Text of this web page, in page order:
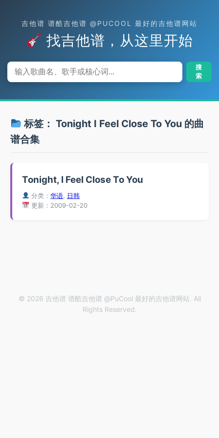
吉他谱 谱酷吉他谱 @PUCOOL 最好的吉他谱网站
找吉他谱，从这里开始
搜
索
标签： Tonight I Feel Close To You的曲
谱合集
Tonight, I Feel Close To You
分类：华语
日韩
更新：2009-02-20
© 2026 吉他谱 谱酷吉他谱 @PuCool 最好的吉他谱网站. All
Rights Reserved.